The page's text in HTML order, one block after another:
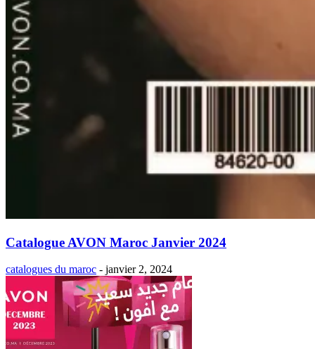
Catalogue AVON Maroc Janvier 2024
catalogues du maroc - janvier 2, 2024